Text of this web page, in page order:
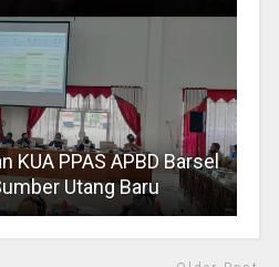
KUA PPAS APBD Barsel
Utang Baru